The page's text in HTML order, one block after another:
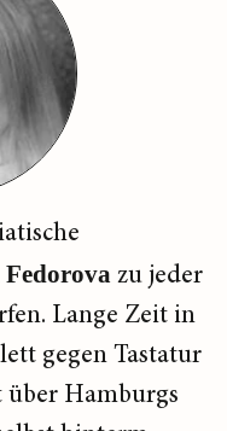
zu jeder
Lange Zeit in
gegen Tastatur
über Hamburgs